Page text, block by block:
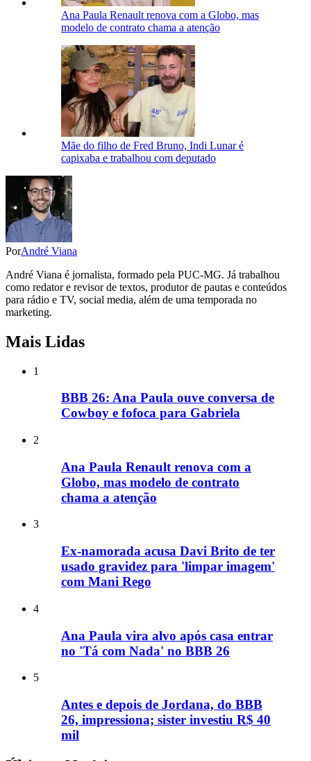
Ana Paula Renault renova com a Globo, mas
modelo de contrato chama a atenção
Mãe do filho de Fred Bruno, Indi Lunar é
capixaba e trabalhou com deputado
PorAndré Viana
André Viana é jornalista, formado pela PUC-MG. Já trabalhou
como redator e revisor de textos, produtor de pautas e conteúdos
para rádio e TV, social media, além de uma temporada no
marketing.
Mais Lidas
1
BBB 26: Ana Paula ouve conversa de
Cowboy e fofoca para Gabriela
2
Ana Paula Renault renova com a
Globo, mas modelo de contrato
chama a atenção
3
Ex-namorada acusa Davi Brito de ter
usado gravidez para 'limpar imagem'
com Mani Rego
4
Ana Paula vira alvo após casa entrar
no 'Tá com Nada' no BBB 26
5
Antes e depois de Jordana, do BBB
26, impressiona; sister investiu R$ 40
mil